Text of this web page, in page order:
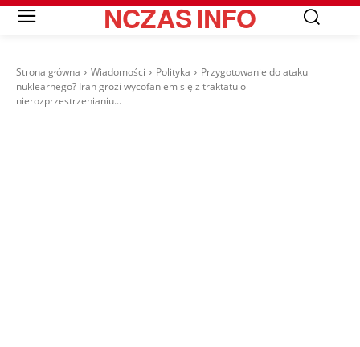
NCZASINFO
Strona główna Wiadomości Polityka
Przygotowanie do ataku
nuklearnego? Iran grozi wycofaniem się z traktatu o
nierozprzestrzenianiu...